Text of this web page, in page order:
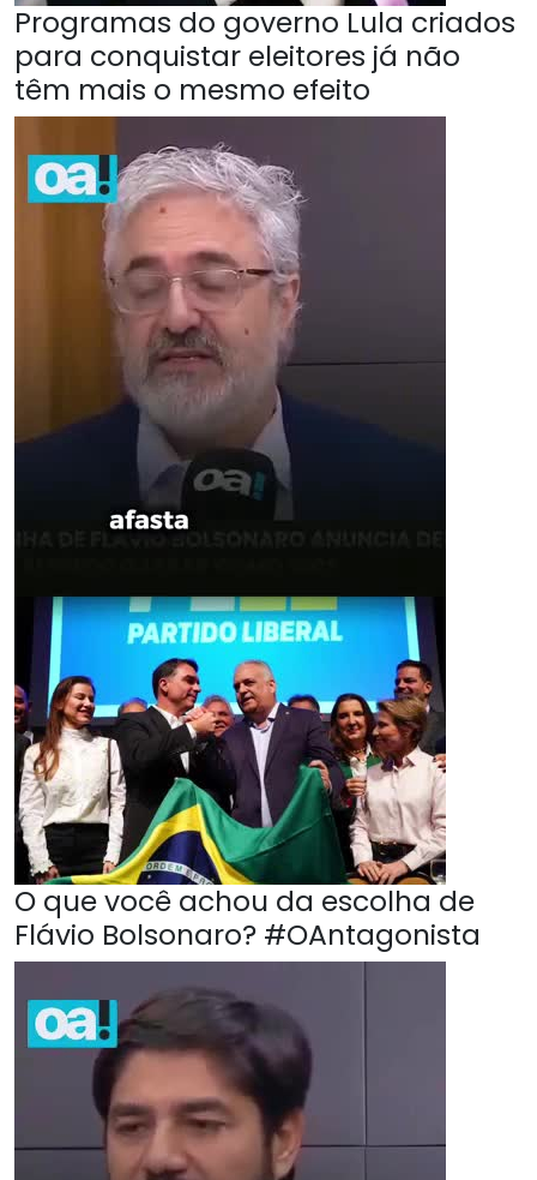
Programas do governo Lula criados
para conquistar eleitores já não
têm mais o mesmo efeito
O que você achou da escolha de
Flávio Bolsonaro? #OAntagonista